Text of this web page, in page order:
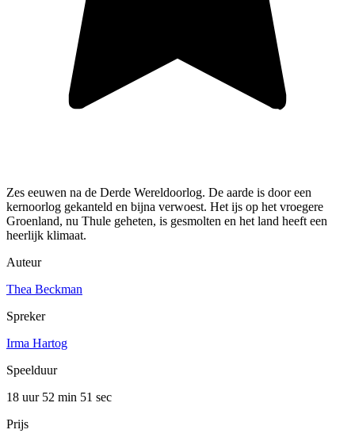
Zes eeuwen na de Derde Wereldoorlog. De aarde is door een
kernoorlog gekanteld en bijna verwoest. Het ijs op het vroegere
Groenland, nu Thule geheten, is gesmolten en het land heeft een
heerlijk klimaat.
Auteur
Thea Beckman
Spreker
Irma Hartog
Speelduur
18 uur 52 min 51 sec
Prijs